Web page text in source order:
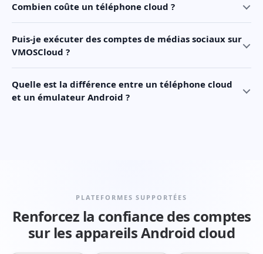
Combien coûte un téléphone cloud ?
Puis-je exécuter des comptes de médias sociaux sur
VMOSCloud ?
Quelle est la différence entre un téléphone cloud
et un émulateur Android ?
PLATEFORMES SUPPORTÉES
Renforcez la confiance des comptes
sur les appareils Android cloud